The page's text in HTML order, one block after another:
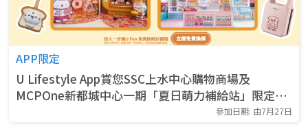
APP限定
U Lifestyle App賞您SSC上水中心購物商場及
MCPOne新都城中心一期「夏日萌力補給站」限定精
參加日期: 由7月27日